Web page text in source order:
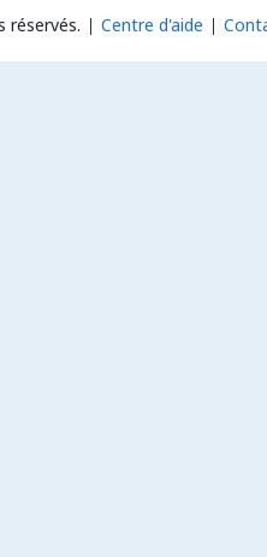
réservés. Centre d'aide